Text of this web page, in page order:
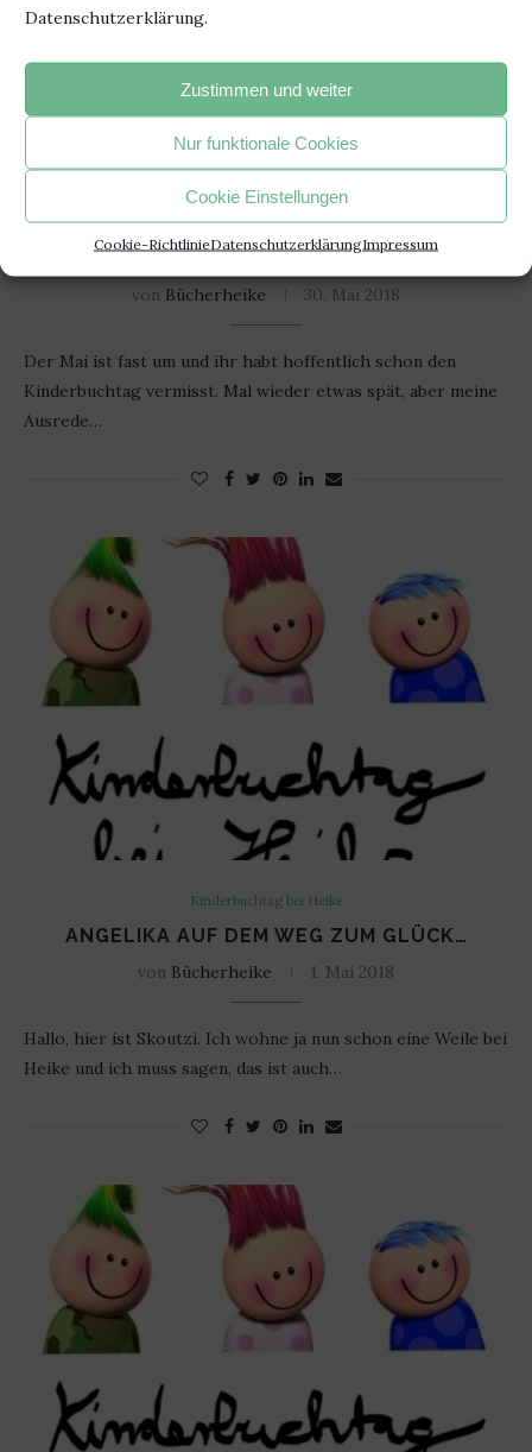
Datenschutzerklärung.
Zustimmen und weiter
Nur funktionale Cookies
Cookie Einstellungen
Cookie-RichtlinieDatenschutzerklärungImpressum
Kinderbuchtag bei Heike
ENTDECKE DAS ABENTEUER LESEN!
von Bücherheike 30. Mai 2018
Der Mai ist fast um und ihr habt hoffentlich schon den
Kinderbuchtag vermisst. Mal wieder etwas spät, aber meine
Ausrede…
Kinderbuchtag bei Heike
ANGELIKA AUF DEM WEG ZUM GLÜCK…
von Bücherheike 1. Mai 2018
Hallo, hier ist Skoutzi. Ich wohne ja nun schon eine Weile bei
Heike und ich muss sagen, das ist auch…